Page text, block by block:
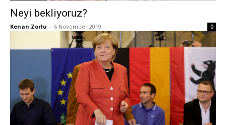
Neyi bekliyoruz?
Kenan Zorlu - 6 November 2019 0